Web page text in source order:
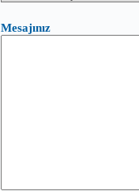
Mesajınız